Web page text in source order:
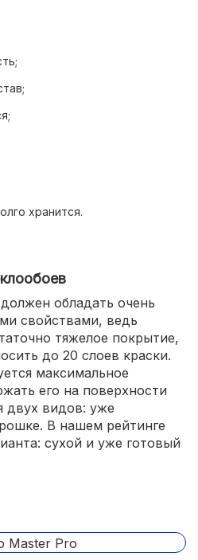
хранится.
обладать очень
свойствами, ведь
тяжелое покрытие,
до 20 слоев краски.
максимальное
его на поверхности
двух видов: уже
В нашем рейтинге
сухой и уже готовый